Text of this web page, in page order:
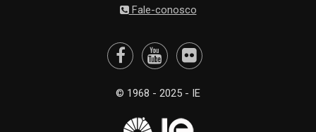
Fale-conosco
© 1968 - 2025 - IE